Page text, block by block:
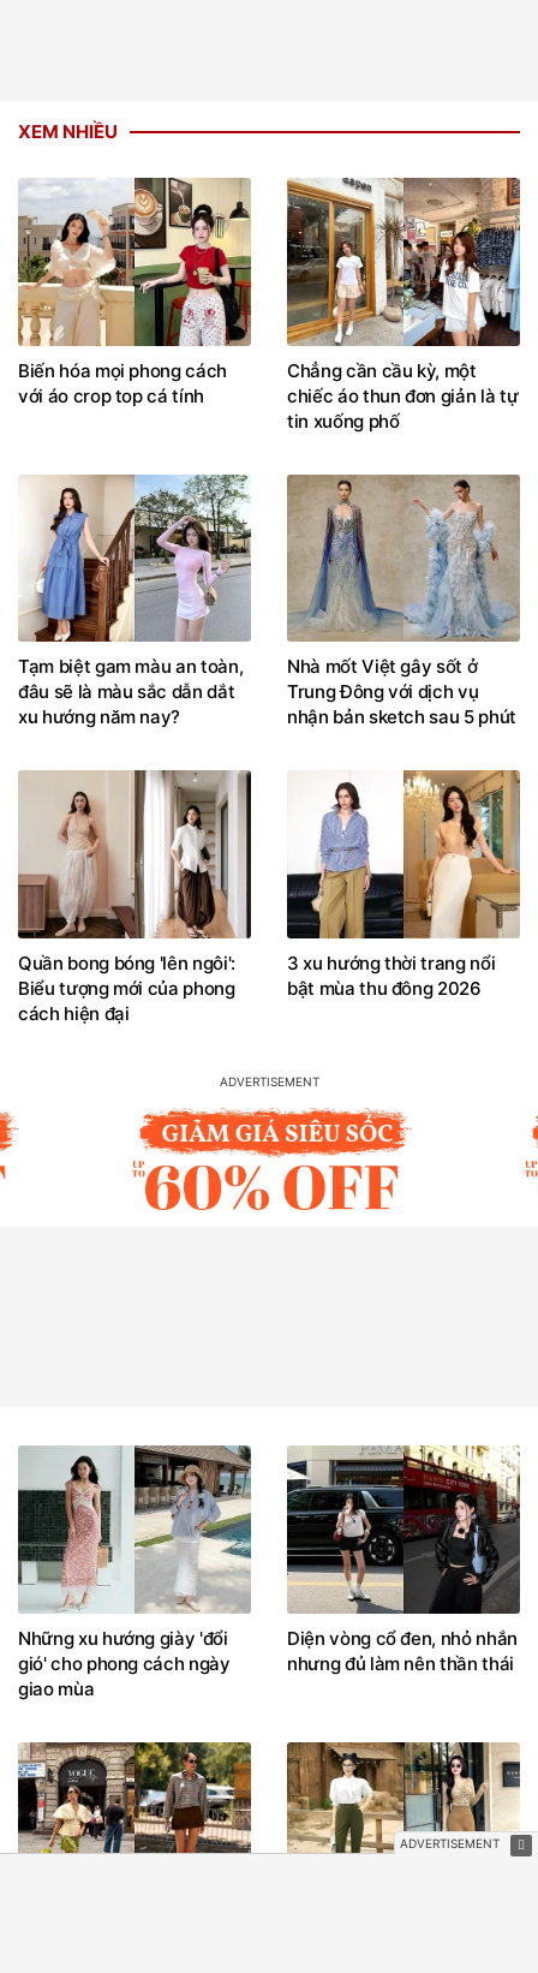
XEM NHIỀU
Biến hóa mọi phong cách
với áo crop top cá tính
Chẳng cần cầu kỳ, một
chiếc áo thun đơn giản là tự
tin xuống phố
Tạm biệt gam màu an toàn,
đâu sẽ là màu sắc dẫn dắt
xu hướng năm nay?
Nhà mốt Việt gây sốt ở
Trung Đông với dịch vụ
nhận bản sketch sau 5 phút
Quần bong bóng 'lên ngôi':
Biểu tượng mới của phong
cách hiện đại
3 xu hướng thời trang nổi
bật mùa thu đông 2026
Những xu hướng giày 'đổi
gió' cho phong cách ngày
giao mùa
Diện vòng cổ đen, nhỏ nhắn
nhưng đủ làm nên thần thái